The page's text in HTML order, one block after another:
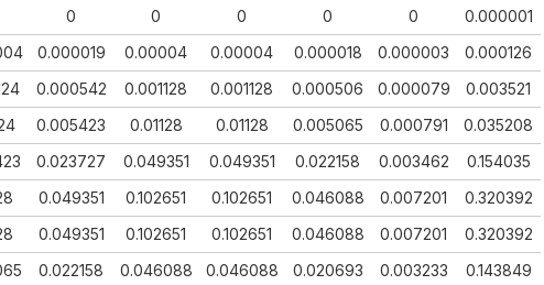
0 0 0 0 0
0.000001
0.000019 0.00004 0.00004 0.000018 0.000003
0.000126
0.000542 0.001128 0.001128 0.000506 0.000079
0.003521
0.005423 0.01128 0.01128 0.005065 0.000791
0.035208
0.023727 0.049351 0.049351 0.022158 0.003462
0.154035
0.049351 0.102651 0.102651 0.046088 0.007201
0.320392
0.049351 0.102651 0.102651 0.046088 0.007201
0.320392
0.022158 0.046088 0.046088 0.020693 0.003233
0.143849